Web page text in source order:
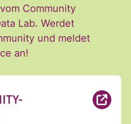
Community
Lab. Werdet
und meldet
an!